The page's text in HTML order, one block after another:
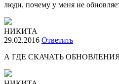
люди, почему у меня не
НИКИТА
29.02.2016 Ответить
А ГДЕ СКАЧАТЬ